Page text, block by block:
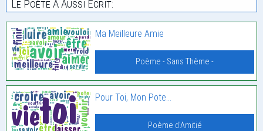
Le Poète À Aussi Écrit:
Ma Meilleure Amie
Poème - Sans Thème -
Pour Toi, Mon Pote…
Poème d'Amitié